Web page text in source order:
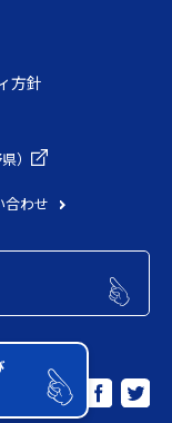
方針
）
合わせ
Share